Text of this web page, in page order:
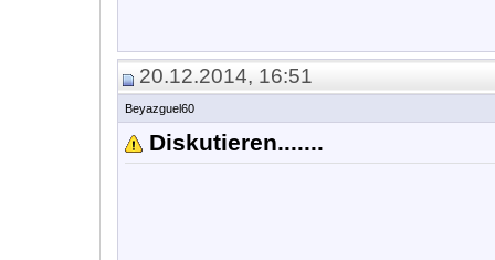
20.12.2014, 16:51
Beyazguel60
Diskutieren.......